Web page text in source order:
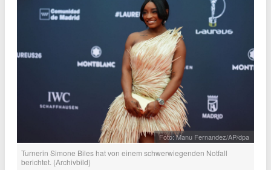
Foto: Manu Fernandez/AP/dpa
Turnerin Simone Biles hat von einem schwerwiegenden Notfall
berichtet. (Archivbild)